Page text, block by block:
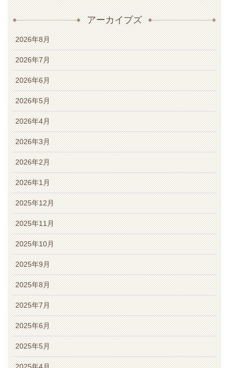
アーカイブズ
2026年8月
2026年7月
2026年6月
2026年5月
2026年4月
2026年3月
2026年2月
2026年1月
2025年12月
2025年11月
2025年10月
2025年9月
2025年8月
2025年7月
2025年6月
2025年5月
2025年4月